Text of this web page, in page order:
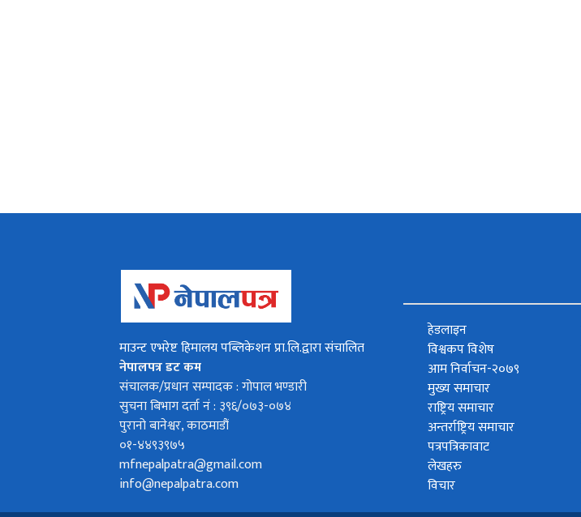
माउन्ट एभरेष्ट हिमालय पब्लिकेशन प्रा.लि.द्वारा संचालित
नेपालपत्र डट कम
संचालक/प्रधान सम्पादक : गोपाल भण्डारी
सुचना बिभाग दर्ता नं : ३९६/०७३-०७४
पुरानो बानेश्वर, काठमाडौं
०१-४४९३९७५
mfnepalpatra@gmail.com
info@nepalpatra.com
हेडलाइन
विश्वकप विशेष
आम निर्वाचन-२०७९
मुख्य समाचार
राष्ट्रिय समाचार
अन्तर्राष्ट्रिय समाचार
पत्रपत्रिकावाट
लेखहरु
विचार